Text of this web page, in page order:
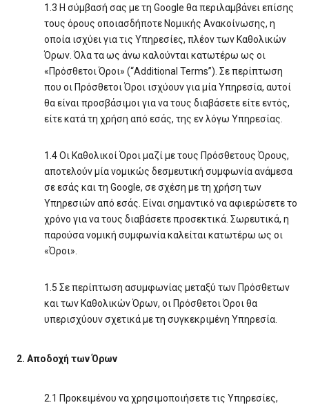
1.3 Η σύμβασή σας με τη Google θα περιλαμβάνει επίσης
τους όρους οποιασδήποτε Νομικής Ανακοίνωσης, η
οποία ισχύει για τις Υπηρεσίες, πλέον των Καθολικών
Όρων. Όλα τα ως άνω καλούνται κατωτέρω ως οι
«Πρόσθετοι Όροι» (“Additional Terms”). Σε περίπτωση
που οι Πρόσθετοι Όροι ισχύουν για μία Υπηρεσία, αυτοί
θα είναι προσβάσιμοι για να τους διαβάσετε είτε εντός,
είτε κατά τη χρήση από εσάς, της εν λόγω Υπηρεσίας.
1.4 Οι Καθολικοί Όροι μαζί με τους Πρόσθετους Όρους,
αποτελούν μία νομικώς δεσμευτική συμφωνία ανάμεσα
σε εσάς και τη Google, σε σχέση με τη χρήση των
Υπηρεσιών από εσάς. Είναι σημαντικό να αφιερώσετε το
χρόνο για να τους διαβάσετε προσεκτικά. Σωρευτικά, η
παρούσα νομική συμφωνία καλείται κατωτέρω ως οι
«Όροι».
1.5 Σε περίπτωση ασυμφωνίας μεταξύ των Πρόσθετων
και των Καθολικών Όρων, οι Πρόσθετοι Όροι θα
υπερισχύουν σχετικά με τη συγκεκριμένη Υπηρεσία.
2. Αποδοχή των Όρων
2.1 Προκειμένου να χρησιμοποιήσετε τις Υπηρεσίες,